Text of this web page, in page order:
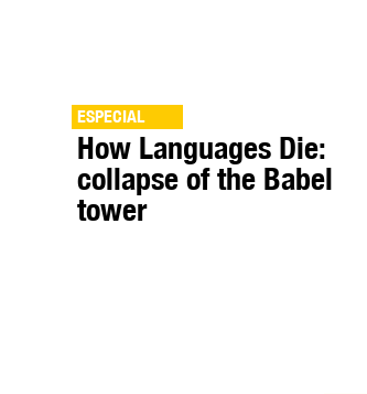
ESPECIAL
How Languages Die:
collapse of the Babel
tower